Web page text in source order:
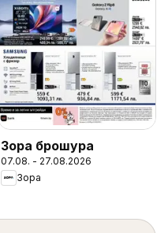
Зора брошура
07.08. - 27.08.2026
Зора